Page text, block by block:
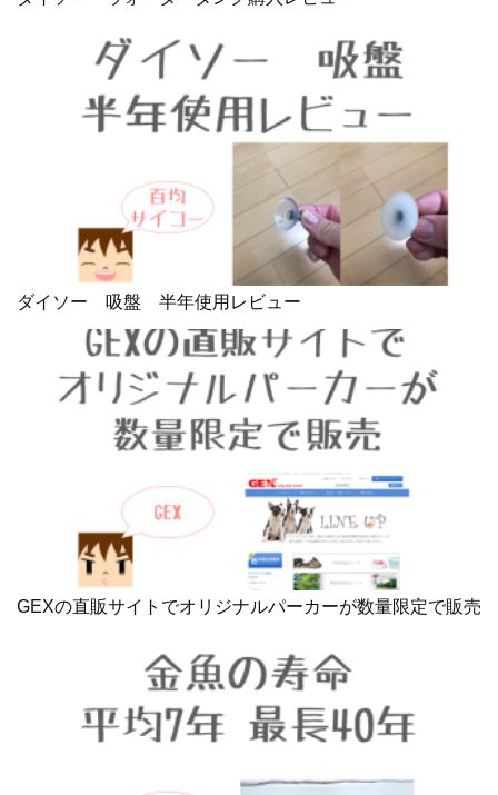
ダイソー 吸盤 半年使用レビュー
GEXの直販サイトでオリジナルパーカーが数量限定で販売